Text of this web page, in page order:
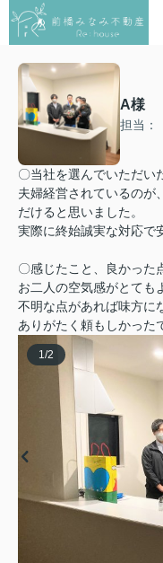
A様
担当：
〇当社を選んでいただい
夫婦経営されているのが
だけると思いました。
実際に終始誠実な対応で
〇感じたこと、良かった
お二人の空気感がとても
不明な点があれば味方に
ありがたく頼もしかった
1/2